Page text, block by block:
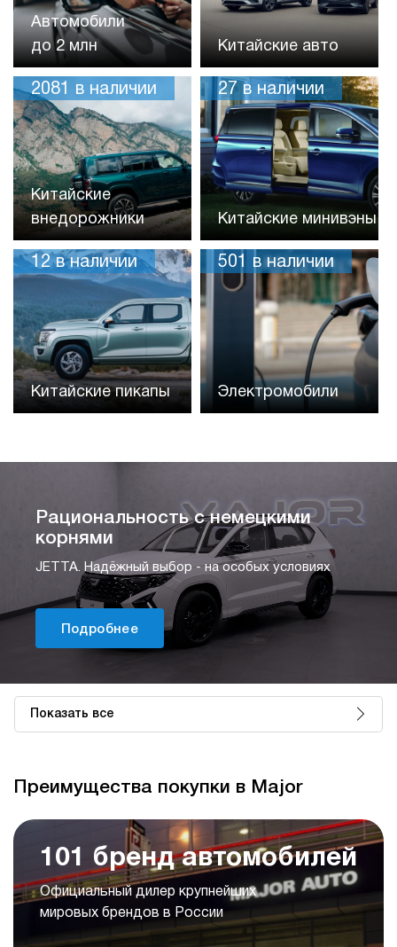
Автомобили
до 2 млн
Китайские авто
2081 в наличии
Китайские
внедорожники
27 в наличии
Китайские минивэны
12 в наличии
Китайские пикапы
501 в наличии
Электромобили
Рациональность с немецкими
корнями
JETTA. Надёжный выбор - на особых условиях
Подробнее
Показать все
Преимущества покупки в Major
101 бренд автомобилей
Официальный дилер крупнейших
мировых брендов в России